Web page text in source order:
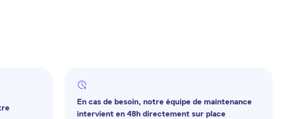
En cas de besoin, notre équipe de maintenance
intervient en 48h directement sur place